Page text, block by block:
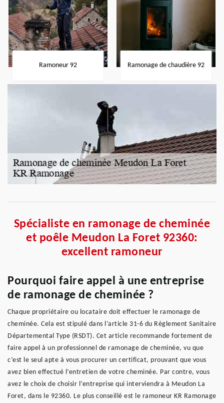
Ramoneur 92 Ramonage de chaudière 92
Spécialiste en ramonage de cheminée
et poêle Meudon La Foret 92360:
excellent ramoneur
Pourquoi faire appel à une entreprise
de ramonage de cheminée ?
Chaque propriétaire ou locataire doit effectuer le ramonage de
cheminée. Cela est stipulé dans l’article 31-6 du Règlement Sanitaire
Départemental Type (RSDT). Cet article recommande fortement de
faire appel à un professionnel de ramonage de cheminée, vu que
c’est le seul apte à vous procurer un certificat, prouvant que vous
avez bien effectué l’entretien de votre cheminée. Par contre, vous
avez le choix de choisir l’entreprise qui interviendra à Meudon La
Foret, dans le 92360. Le plus conseillé est le ramoneur KR Ramonage